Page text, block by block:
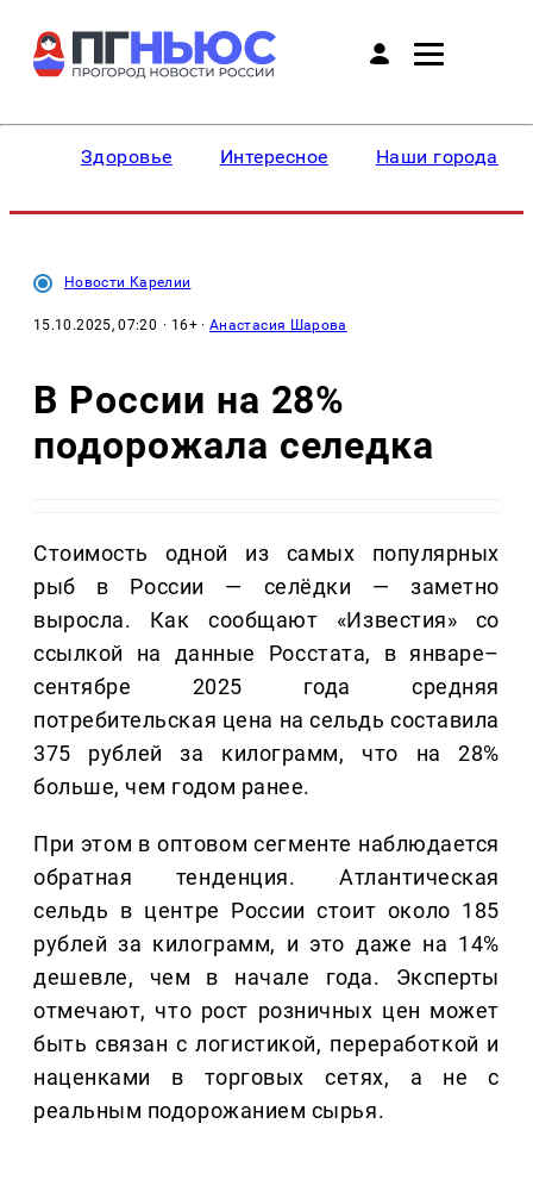
Здоровье Интересное Наши города
Новости Карелии
15.10.2025, 07:20 · 16+ ·Анастасия Шарова
В России на 28%
подорожала селедка
Стоимость одной из самых популярных
рыб в России — селёдки — заметно
выросла. Как сообщают «Известия» со
ссылкой на данные Росстата, в январе–
сентябре 2025 года средняя
потребительская цена на сельдь составила
375 рублей за килограмм, что на 28%
больше, чем годом ранее.
При этом в оптовом сегменте наблюдается
обратная тенденция. Атлантическая
сельдь в центре России стоит около 185
рублей за килограмм, и это даже на 14%
дешевле, чем в начале года. Эксперты
отмечают, что рост розничных цен может
быть связан с логистикой, переработкой и
наценками в торговых сетях, а не с
реальным подорожанием сырья.